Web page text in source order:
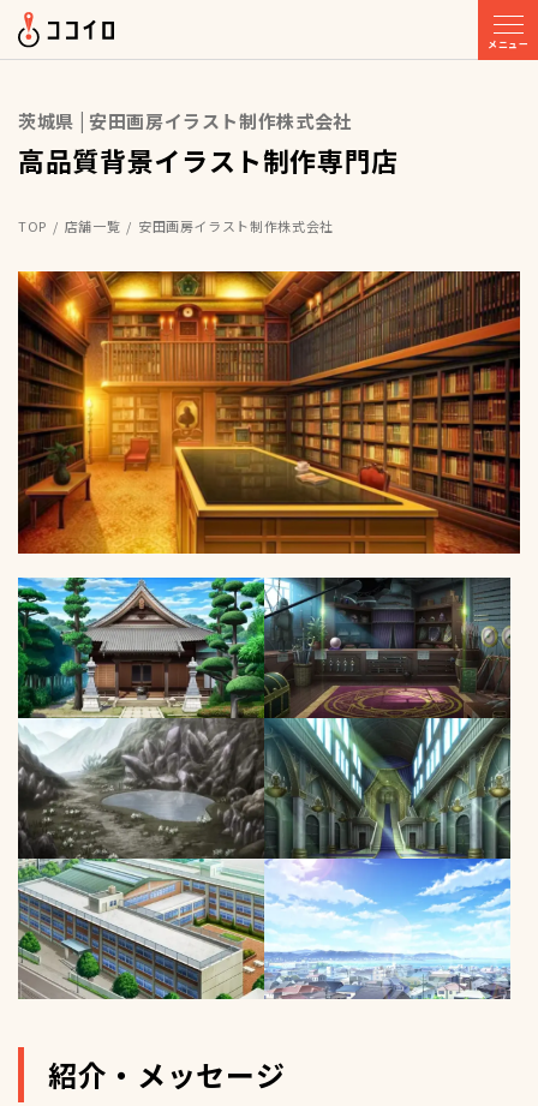
メニュー
茨城県 | 安田画房イラスト制作株式会社
高品質背景イラスト制作専門店
TOP 店舗一覧 安田画房イラスト制作株式会社
紹介・メッセージ